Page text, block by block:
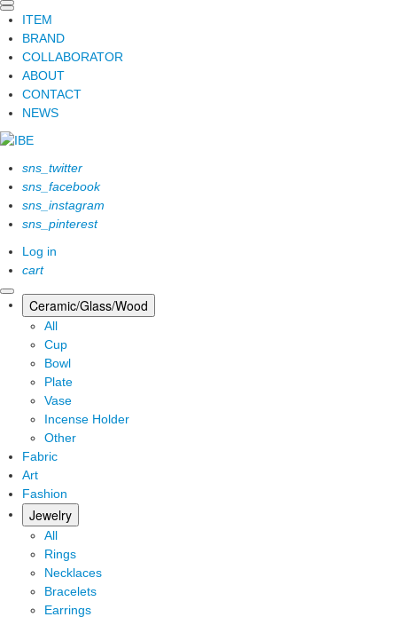
ITEM
BRAND
COLLABORATOR
ABOUT
CONTACT
NEWS
sns_twitter
sns_facebook
sns_instagram
sns_pinterest
Log in
cart
Ceramic/Glass/Wood
All
Cup
Bowl
Plate
Vase
Incense Holder
Other
Fabric
Art
Fashion
Jewelry
All
Rings
Necklaces
Bracelets
Earrings